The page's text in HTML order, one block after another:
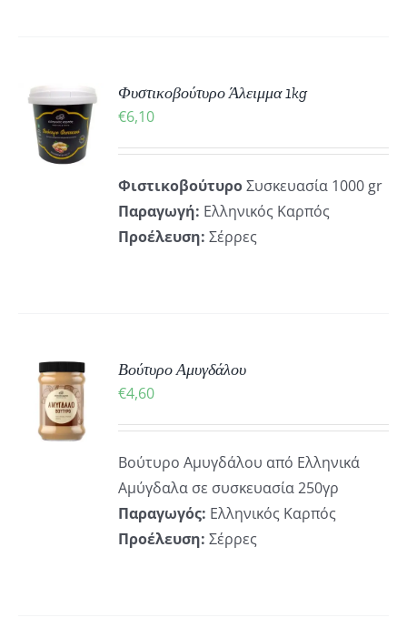
Φυστικοβούτυρο Άλειμμα 1kg
€6,10
ΦιστικοβούτυροΣυσκευασία 1000 gr
Παραγωγή: Ελληνικός Καρπός
Προέλευση: Σέρρες
Βούτυρο Αμυγδάλου
€4,60
Βούτυρο Αμυγδάλου από Ελληνικά
Αμύγδαλα σε συσκευασία 250γρ
Παραγωγός: Ελληνικός Καρπός
Προέλευση: Σέρρες